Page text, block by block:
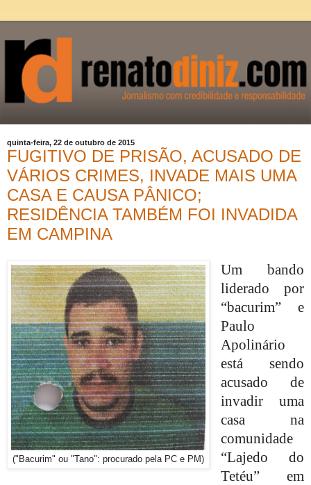
quinta-feira, 22 de outubro de 2015
FUGITIVO DE PRISÃO, ACUSADO DE
VÁRIOS CRIMES, INVADE MAIS UMA
CASA E CAUSA PÂNICO;
RESIDÊNCIA TAMBÉM FOI INVADIDA
EM CAMPINA
("Bacurim" ou "Tano": procurado pela PC e PM)
Um bando
liderado por
“bacurim”
e
Paulo
Apolinário
está sendo
acusado de
invadir uma
casa na
comunidade
“Lajedo do
Tetéu” em